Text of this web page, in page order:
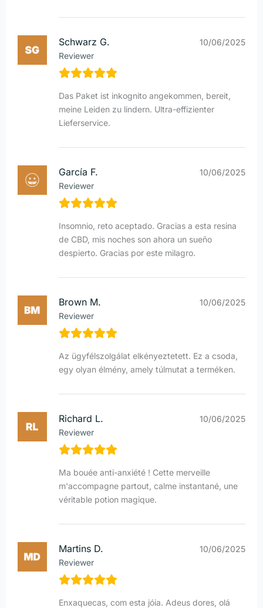
Schwarz G.
Reviewer
10/06/2025
Das Paket ist inkognito angekommen, bereit,
meine Leiden zu lindern. Ultra-effizienter
Lieferservice.
García F.
Reviewer
10/06/2025
Insomnio, reto aceptado. Gracias a esta resina
de CBD, mis noches son ahora un sueño
despierto. Gracias por este milagro.
Brown M.
Reviewer
10/06/2025
Az ügyfélszolgálat elkényeztetett. Ez a csoda,
egy olyan élmény, amely túlmutat a terméken.
Richard L.
Reviewer
10/06/2025
Ma bouée anti-anxiété ! Cette merveille
m'accompagne partout, calme instantané, une
véritable potion magique.
Martins D.
Reviewer
10/06/2025
Enxaquecas, com esta jóia. Adeus dores, olá